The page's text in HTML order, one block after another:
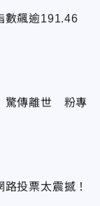
數飆逾191.46
驚傳離世 粉專
投票太震撼！